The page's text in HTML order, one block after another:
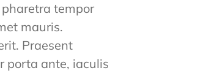
tempor
mauris.
Praesent
porta ante, iaculis